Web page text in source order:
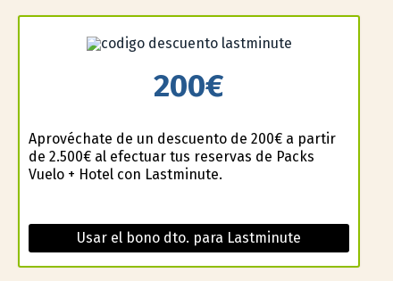
200€
Aprovéchate de un descuento de 200€ a partir
de 2.500€ al efectuar tus reservas de Packs
Vuelo + Hotel con Lastminute.
Usar el bono dto. para Lastminute